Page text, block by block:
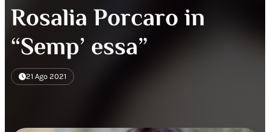
Rosalia Porcaro in
“Semp’ essa”
21 Ago 2021